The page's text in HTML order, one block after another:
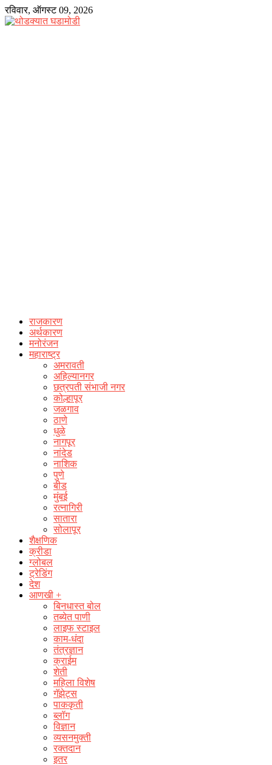
Skip
to
रविवार, ऑगस्ट 09, 2026
राजकारण
अर्थकारण
मनोरंजन
महाराष्ट्र
अमरावती
अहिल्यानगर
छत्रपती संभाजी नगर
कोल्हापूर
जळगाव
ठाणे
धुळे
नागपूर
नांदेड
नाशिक
पुणे
बीड
मुंबई
रत्नागिरी
सातारा
सोलापूर
शैक्षणिक
क्रीडा
ग्लोबल
ट्रेडिंग
देश
आणखी +
बिनधास्त बोल
तब्येत पाणी
लाइफ स्टाइल
काम-धंदा
तंत्रज्ञान
क्राईम
शेती
महिला विशेष
गॅझेट्स
पाककृती
ब्लॉग
विज्ञान
व्यसनमुक्ती
रक्‍तदान
इतर